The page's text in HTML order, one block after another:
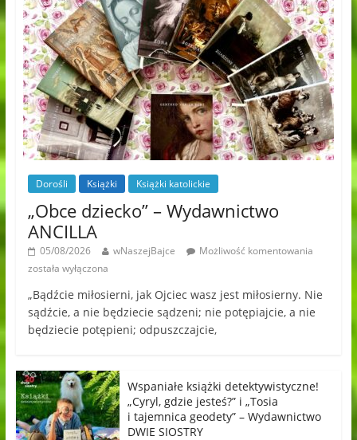
Dorośli Książki Książki katolickie
„Obce dziecko” – Wydawnictwo
ANCILLA
05/08/2026 wNaszejBajce
Możliwość komentowania
została wyłączona
„Bądźcie miłosierni, jak Ojciec wasz jest miłosierny. Nie
sądźcie, a nie będziecie sądzeni; nie potępiajcie, a nie
będziecie potępieni; odpuszczajcie,
Wspaniałe książki detektywistyczne!
„Cyryl, gdzie jesteś?” i „Tosia
i tajemnica geodety” – Wydawnictwo
DWIE SIOSTRY